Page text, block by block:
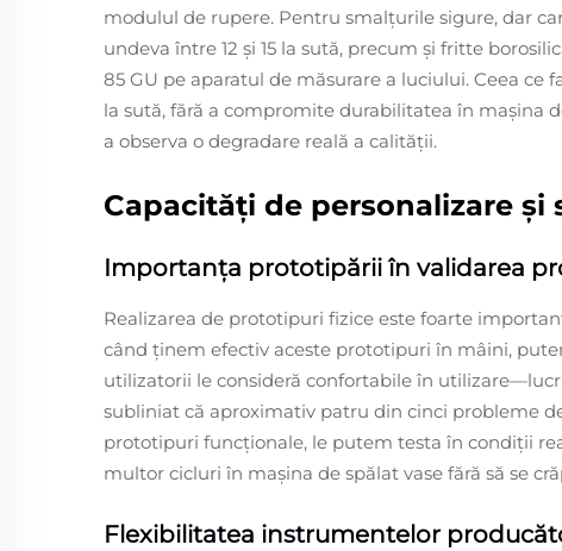
modulul de rupere. Pentru smalțurile sigure, dar
undeva între 12 și 15 la sută, precum și fritte
85 GU pe aparatul de măsurare a luciului. Ceea
la sută, fără a compromite durabilitatea în mașina
a observa o degradare reală a calității.
Capacități de personalizare
Importanța prototipării în validarea
Realizarea de prototipuri fizice este foarte
când ținem efectiv aceste prototipuri în mâini,
utilizatorii le consideră confortabile în
subliniat că aproximativ patru din cinci probleme
prototipuri funcționale, le putem testa în condiții
multor cicluri în mașina de spălat vase fără să se
Flexibilitatea instrumentelor